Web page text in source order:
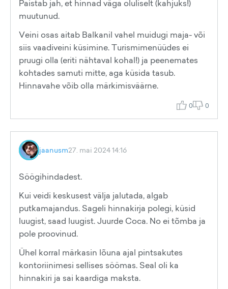
Paistab jah, et hinnad väga oluliselt (kahjuks!)
muutunud.
Veini osas aitab Balkanil vahel muidugi maja- või
siis vaadiveini küsimine. Turismimenüüdes ei
pruugi olla (eriti nähtaval kohal!) ja peenemates
kohtades samuti mitte, aga küsida tasub.
Hinnavahe võib olla märkimisväärne.
0 0
jaanusm27. mai 2024 14:16
Söögihindadest.
Kui veidi keskusest välja jalutada, algab
putkamajandus. Sageli hinnakirja polegi, küsid
luugist, saad luugist. Juurde Coca. No ei tõmba ja
pole proovinud.
Ühel korral märkasin lõuna ajal pintsakutes
kontoriinimesi sellises söömas. Seal oli ka
hinnakiri ja sai kaardiga maksta.